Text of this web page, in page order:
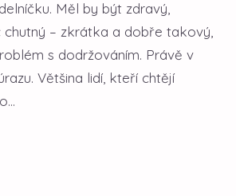
Měl by být zdravý,
chutný – zkrátka a dobře takový,
s dodržováním. Právě v
Většina lidí, kteří chtějí